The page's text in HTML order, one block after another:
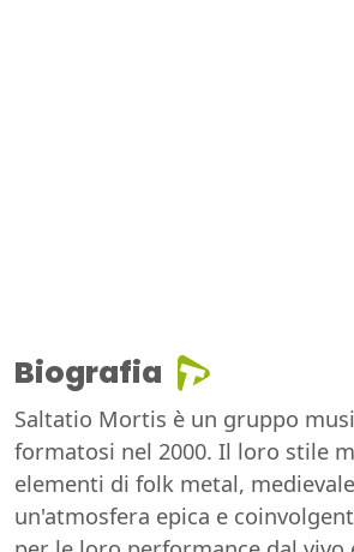
Biografia
Saltatio Mortis è un gruppo
formatosi nel 2000. Il loro stile
elementi di folk metal,
un'atmosfera epica e